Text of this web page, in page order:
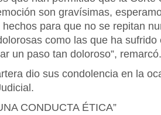
son gravísimas,
para que no se repitan
como las que ha
un paso tan doloroso”, remarcó.
dio sus condolencia en la
CONDUCTA ÉTICA”